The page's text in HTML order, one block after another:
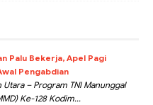
Palu Bekerja, Apel Pagi
Pengabdian
Utara – Program TNI Manunggal
Ke-128 Kodim...